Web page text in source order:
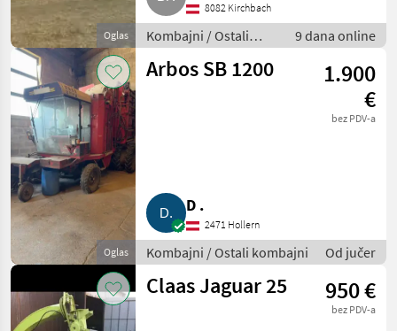
Oglas
8082 Kirchbach
Kombajni / Ostali
kombajni
9 dana online
Oglas
Arbos SB 1200
1.900
€
bez PDV-a
D .
2471 Hollern
Kombajni / Ostali kombajni Od jučer
Claas Jaguar 25 950 €
bez PDV-a